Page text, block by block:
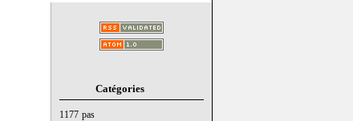
Catégories
1177 pas